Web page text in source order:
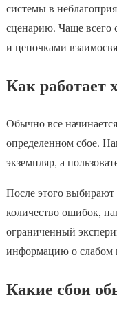
системы в
сценарию. Чаще всего
и цепочками
Как работает
Обычно все
определенном сбое.
экземпляр, а
После этого выбирают
количество ошибок,
ограниченный
информацию о слабом
Какие сбои